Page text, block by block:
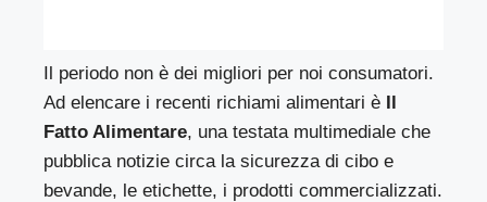
Il periodo non è dei migliori per noi consumatori.
Ad elencare i recenti richiami alimentari è Il
Fatto Alimentare, una testata multimediale che
pubblica notizie circa la sicurezza di cibo e
bevande, le etichette, i prodotti commercializzati.